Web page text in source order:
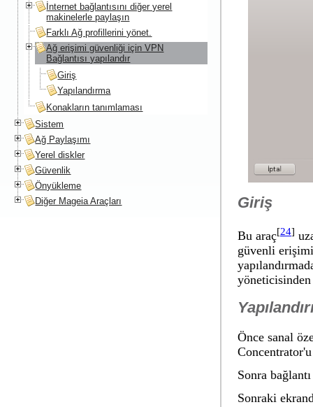
Giriş
Bu araç[24]
güvenli erişimi
yöneticisinden
Önce sanal
Sonra
Sonraki
İnternet bağlantısını diğer yerel
makinelerle paylaşın
Farklı Ağ profillerini yönet.
Ağ erişimi güvenliği için VPN
Bağlantısı yapılandır
Giriş
Yapılandırma
Konakların tanımlaması
Sistem
Ağ Paylaşımı
Yerel diskler
Güvenlik
Önyükleme
Diğer Mageia Araçları